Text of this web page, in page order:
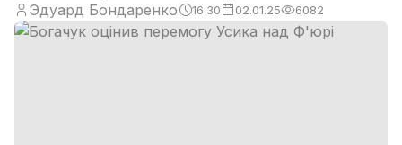
Эдуард Бондаренко 16:30 02.01.25 6082